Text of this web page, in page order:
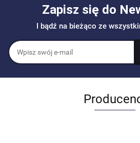
Zapisz się do
I bądź na bieżąco ze